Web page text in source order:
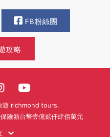
FB粉絲團
攻略
richmond tours.
險新台幣壹億貳仟肆佰萬元